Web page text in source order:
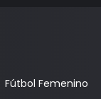
Fútbol Femenino